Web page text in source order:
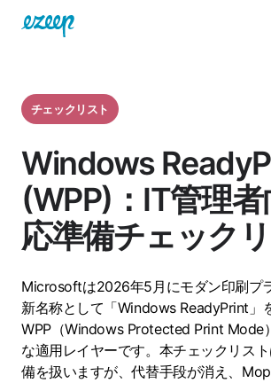
チェックリスト
Windows
(WPP)：IT管理
応準備チェック
Microsoftは2026年5月にモダン印刷プ
新名称として「Windows ReadyPrint」
WPP（Windows Protected Print Mode
な適用レイヤーです。本チェックリス
備を扱いますが、代替手段が消え、